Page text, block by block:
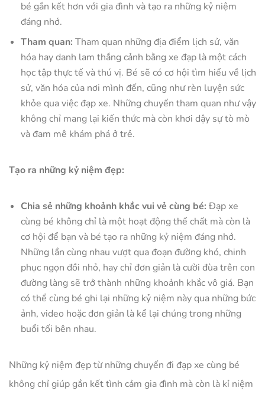
bé gắn kết hơn với gia đình và tạo ra những kỷ niệm
đáng nhớ.
Tham quan: Tham quan những địa điểm lịch sử, văn
hóa hay danh lam thắng cảnh bằng xe đạp là một cách
học tập thực tế và thú vị. Bé sẽ có cơ hội tìm hiểu về lịch
sử, văn hóa của nơi mình đến, cũng như rèn luyện sức
khỏe qua việc đạp xe. Những chuyến tham quan như vậy
không chỉ mang lại kiến thức mà còn khơi dậy sự tò mò
và đam mê khám phá ở trẻ.
Tạo ra những kỷ niệm đẹp:
Chia sẻ những khoảnh khắc vui vẻ cùng bé: Đạp xe
cùng bé không chỉ là một hoạt động thể chất mà còn là
cơ hội để bạn và bé tạo ra những kỷ niệm đáng nhớ.
Những lần cùng nhau vượt qua đoạn đường khó, chinh
phục ngọn đồi nhỏ, hay chỉ đơn giản là cười đùa trên con
đường làng sẽ trở thành những khoảnh khắc vô giá. Bạn
có thể cùng bé ghi lại những kỷ niệm này qua những bức
ảnh, video hoặc đơn giản là kể lại chúng trong những
buổi tối bên nhau.
Những kỷ niệm đẹp từ những chuyến đi đạp xe cùng bé
không chỉ giúp gắn kết tình cảm gia đình mà còn là kỉ niệm